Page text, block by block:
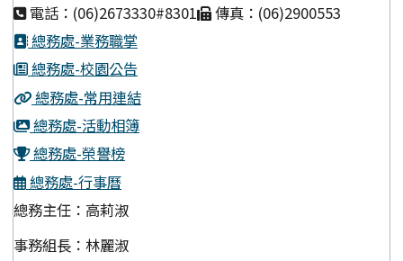
電話：(06)2673330#8301
傳真：(06)2900553
總務處-業務職掌
總務處-校園公告
總務處-常用連結
總務處-活動相簿
總務處-榮譽榜
總務處-行事曆
總務主任：高莉淑
事務組長：林麗淑